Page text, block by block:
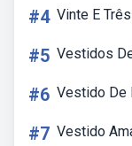
#4 Vinte E
#5 Vestidos
#6 Vestido De
#7 Vestido